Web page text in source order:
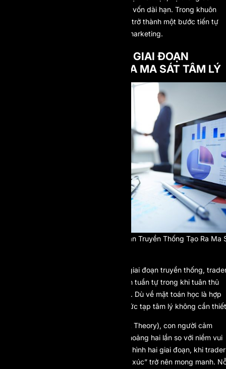
giá có cấu trúc và kiến trúc mở rộng vốn dài hạn. Trong khuôn
khổ đó, mô hình prop firm một bước trở thành một bước tiến tự
nhiên thay vì chỉ là một chiến thuật marketing.
VÌ SAO MÔ HÌNH NHIỀU GIAI ĐOẠN
TRUYỀN THỐNG TẠO RA MA SÁT TÂM LÝ
Vì Sao Mô Hình Nhiều Giai Đoạn Truyền Thống Tạo Ra Ma
Trong các hệ thống đánh giá nhiều giai đoạn truyền thống,
phải vượt qua các mục tiêu lợi nhuận tuần tự trong khi tuân thủ
các quy tắc drawdown nghiêm ngặt. Dù về mặt toán học là hợp
lý, cấu trúc này thường tạo ra sự phức tạp tâm lý không cần
Theo Lý thuyết Triển vọng (Prospect Theory), con người cảm
nhận nỗi đau từ thua lỗ mạnh gấp khoảng hai lần so với niềm vui
từ lợi nhuận tương đương. Trong mô hình hai giai đoạn, khi trader
hoàn thành giai đoạn một, “vốn cảm xúc” trở nên mong manh.